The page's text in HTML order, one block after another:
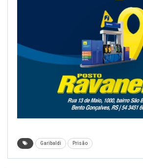
Garibaldi Prisão